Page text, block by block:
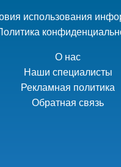
использования
О нас
Наши специалисты
Рекламная политика
Обратная связь